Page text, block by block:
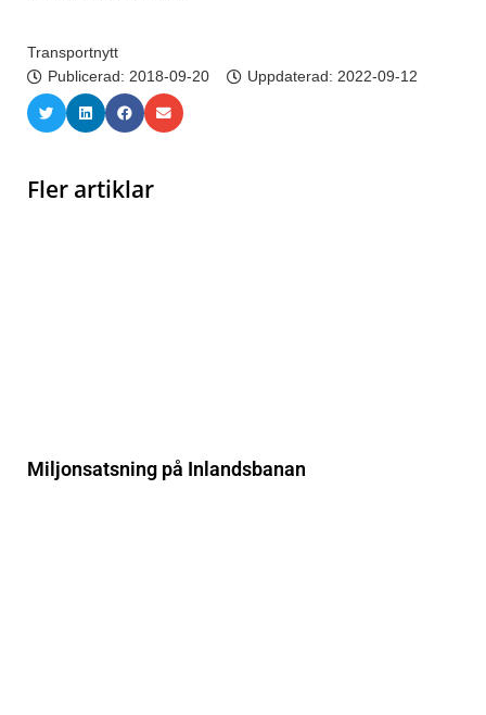
Transportnytt
Publicerad: 2018-09-20 Uppdaterad: 2022-09-12
Fler artiklar
Miljonsatsning på Inlandsbanan